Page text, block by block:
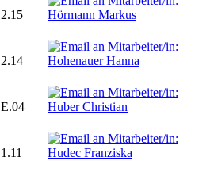
2.15
2.14
E.04
1.11